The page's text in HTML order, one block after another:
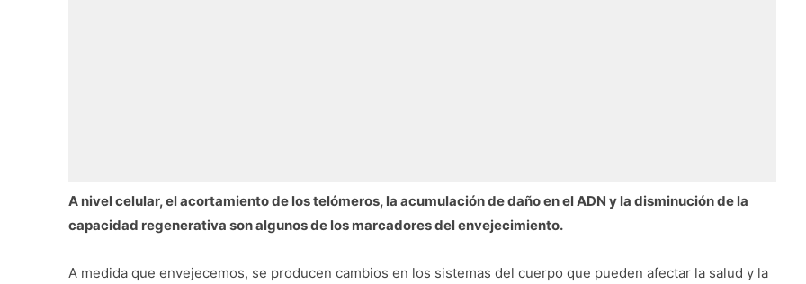
A nivel celular, el acortamiento de los telómeros, la acumulación de daño en el ADN y la disminución de la
capacidad regenerativa son algunos de los marcadores del envejecimiento.
A medida que envejecemos, se producen cambios en los sistemas del cuerpo que pueden afectar la salud y la